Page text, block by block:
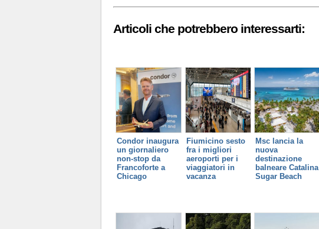
Articoli che potrebbero interessarti:
Condor inaugura
un giornaliero
non-stop da
Francoforte a
Chicago
Fiumicino sesto
fra i migliori
aeroporti per i
viaggiatori in
vacanza
Msc lancia la
nuova
destinazione
balneare Catalina
Sugar Beach